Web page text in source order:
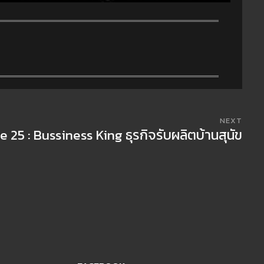
NEXT
25 : Bussiness King ธุรกิจรับผลิตบ้านสุนัข